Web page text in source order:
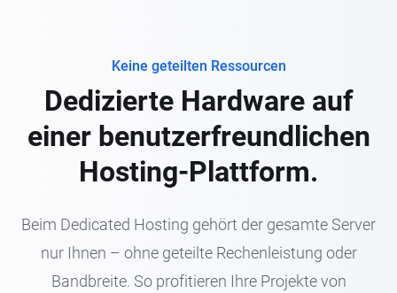
Keine geteilten Ressourcen
Dedizierte Hardware auf
einer benutzerfreundlichen
Hosting-Plattform.
Beim Dedicated Hosting gehört der gesamte Server
nur Ihnen – ohne geteilte Rechenleistung oder
Bandbreite. So profitieren Ihre Projekte von